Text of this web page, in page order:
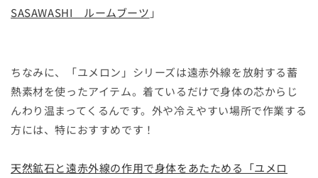
SASAWASHI ルームブーツ 」
ちなみに、「ユメロン」シリーズは遠赤外線を放射する蓄
熱素材を使ったアイテム。着ているだけで身体の芯からじ
んわり温まってくるんです。外や冷えやすい場所で作業する
方には、特におすすめです！
天然鉱石と遠赤外線の作用で身体をあたためる「ユメロ